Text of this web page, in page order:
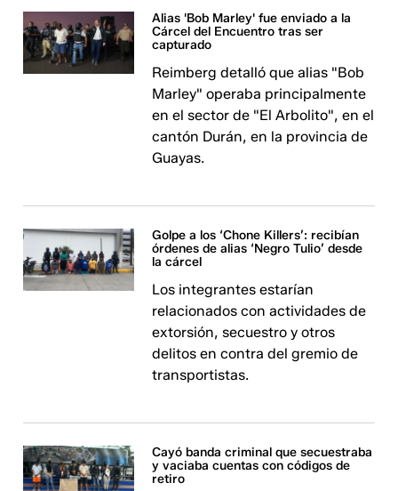
Alias 'Bob Marley' fue enviado a la
Cárcel del Encuentro tras ser
capturado
Reimberg detalló que alias "Bob
Marley" operaba principalmente
en el sector de "El Arbolito", en el
cantón Durán, en la provincia de
Guayas.
Golpe a los ‘Chone Killers’: recibían
órdenes de alias ‘Negro Tulio’ desde
la cárcel
Los integrantes estarían
relacionados con actividades de
extorsión, secuestro y otros
delitos en contra del gremio de
transportistas.
Cayó banda criminal que secuestraba
y vaciaba cuentas con códigos de
retiro